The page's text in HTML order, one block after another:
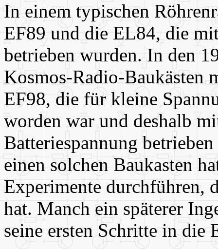
In einem typischen
EF89 und die EL84, die
betrieben wurden. In den
Kosmos-Radio-Baukästen
EF98, die für kleine
worden war und deshalb
Batteriespannung
einen solchen Baukasten
Experimente durchführen,
hat. Manch ein späterer
seine ersten Schritte in die